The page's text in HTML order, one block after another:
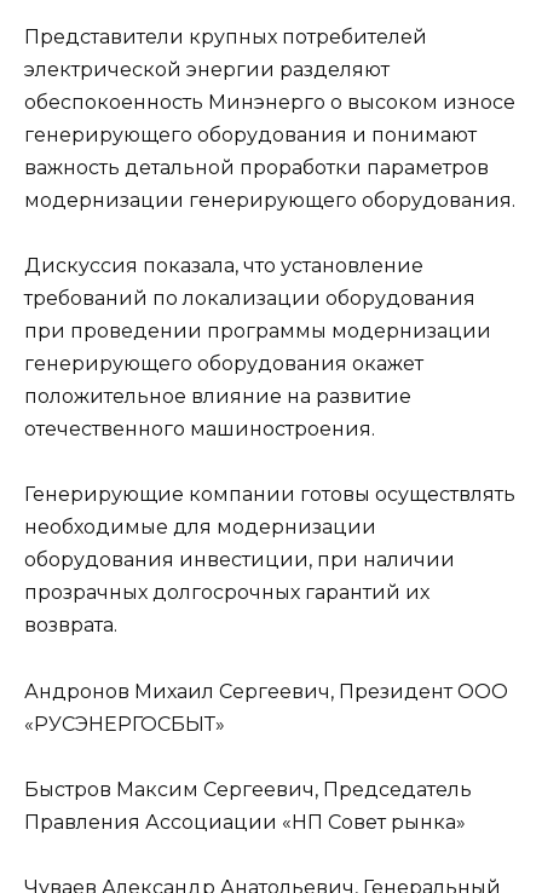
Представители крупных потребителей
электрической энергии разделяют
обеспокоенность Минэнерго о высоком износе
генерирующего оборудования и понимают
важность детальной проработки параметров
модернизации генерирующего оборудования.
Дискуссия показала, что установление
требований по локализации оборудования
при проведении программы модернизации
генерирующего оборудования окажет
положительное влияние на развитие
отечественного машиностроения.
Генерирующие компании готовы осуществлять
необходимые для модернизации
оборудования инвестиции, при наличии
прозрачных долгосрочных гарантий их
возврата.
Андронов Михаил Сергеевич, Президент ООО
«РУСЭНЕРГОСБЫТ»
Быстров Максим Сергеевич, Председатель
Правления Ассоциации «НП Совет рынка»
Чуваев Александр Анатольевич, Генеральный